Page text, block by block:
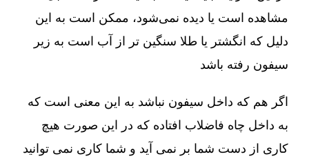
مشاهده است یا دیده نمی‌شود، ممکن است به این
دلیل که انگشتر یا طلا سنگین تر از آب است به زیر
سیفون رفته باشد
اگر هم که داخل سیفون نباشد به این معنی است که
به داخل چاه فاضلاب افتاده که در این صورت هیچ
کاری از دست شما بر نمی آید و شما کاری نمی توانید